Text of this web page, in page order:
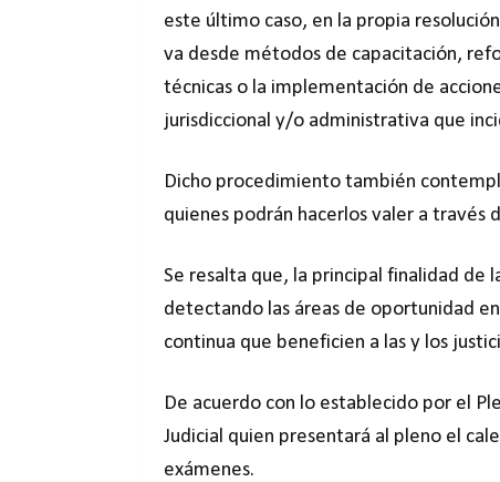
este último caso, en la propia
va desde métodos de capacitación,
técnicas o la implementación de
jurisdiccional y/o administrativa que
Dicho procedimiento también
quienes podrán hacerlos valer a través
Se resalta que, la principal finalidad de
detectando las áreas de oportunidad
continua que beneficien a las y los
De acuerdo con lo establecido por el
Judicial quien presentará al pleno el
exámenes.